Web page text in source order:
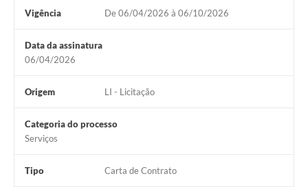
Vigência De 06/04/2026 à 06/10/2026
Data da assinatura
06/04/2026
Origem LI - Licitação
Categoria do processo
Serviços
Tipo Carta de Contrato